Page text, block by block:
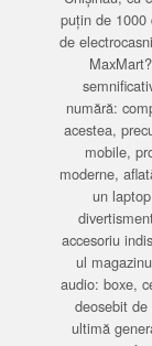
puțin de 1000
de
numără:
acestea,
mobile,
moderne,
un
accesoriu
ul
audio: boxe,
deosebit
ultimă